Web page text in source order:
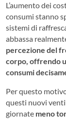
L’aumento dei
consumi stanno
sistemi di
abbassa
percezione del
corpo, offrendo
consumi
Per questo
questi nuovi
giornate meno